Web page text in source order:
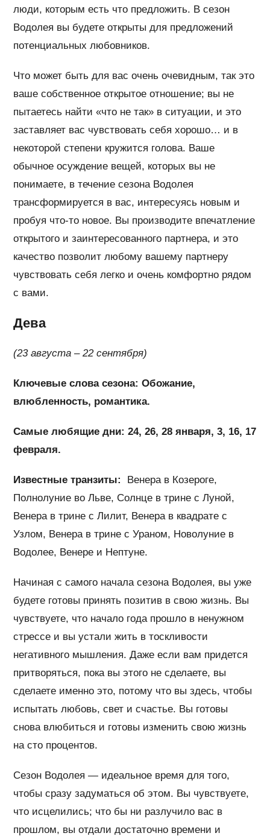
люди, которым есть что предложить. В сезон
Водолея вы будете открыты для предложений
потенциальных любовников.
Что может быть для вас очень очевидным, так это
ваше собственное открытое отношение; вы не
пытаетесь найти «что не так» в ситуации, и это
заставляет вас чувствовать себя хорошо… и в
некоторой степени кружится голова. Ваше
обычное осуждение вещей, которых вы не
понимаете, в течение сезона Водолея
трансформируется в вас, интересуясь новым и
пробуя что-то новое. Вы производите впечатление
открытого и заинтересованного партнера, и это
качество позволит любому вашему партнеру
чувствовать себя легко и очень комфортно рядом
с вами.
Дева
(23 августа – 22 сентября)
Ключевые слова сезона: Обожание,
влюбленность, романтика.
Самые любящие дни: 24, 26, 28 января, 3, 16, 17
февраля.
Известные транзиты:
Венера в Козероге,
Полнолуние во Льве, Солнце в трине с Луной,
Венера в трине с Лилит, Венера в квадрате с
Узлом, Венера в трине с Ураном, Новолуние в
Водолее, Венере и Нептуне.
Начиная с самого начала сезона Водолея, вы уже
будете готовы принять позитив в свою жизнь. Вы
чувствуете, что начало года прошло в ненужном
стрессе и вы устали жить в тоскливости
негативного мышления. Даже если вам придется
притворяться, пока вы этого не сделаете, вы
сделаете именно это, потому что вы здесь, чтобы
испытать любовь, свет и счастье. Вы готовы
снова влюбиться и готовы изменить свою жизнь
на сто процентов.
Сезон Водолея — идеальное время для того,
чтобы сразу задуматься об этом. Вы чувствуете,
что исцелились; что бы ни разлучило вас в
прошлом, вы отдали достаточно времени и